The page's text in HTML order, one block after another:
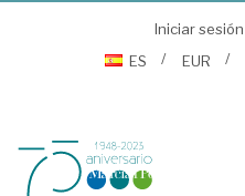
Iniciar sesión
ES
EUR